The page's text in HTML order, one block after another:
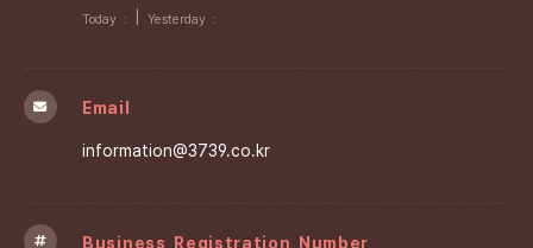
Today : |Yesterday :
Email
information@3739.co.kr
Business Registration Number